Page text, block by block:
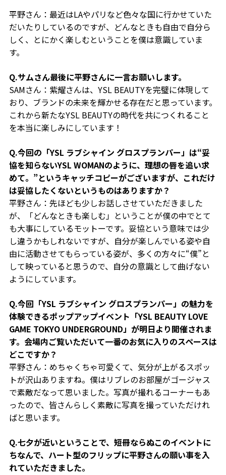
平野さん：最近はLAやパリなど色々な国に行かせていた
だいたりしているのですが、どんなときも自由で自分ら
しく、とにかく楽しむということを僕は意識していま
す。
Q.サムさん最後に平野さんに一言お願いします。
SAMさん：紫耀さんは、YSL BEAUTYを完璧に体現して
おり、ブランドの未来を輝かせる存在だと思っています。
これから新たなYSL BEAUTYの時代を共につくれること
を本当に楽しみにしています！
Q.今回の「YSL ラブシャイン グロスプランパー」は“妥
協を知らないYSL WOMANのように、理想の唇を追い求
めて。”というキャッチコピーがございますが、これだけ
は妥協したくないというものはありますか？
平野さん：先ほども少しお話しさせていただきました
が、「どんなときも楽しむ」ということが僕の中でとて
も大事にしているモットーです。妥協という意味では少
し違うかもしれないですが、自分が楽しんでいる姿や自
由に活動させてもらっている姿が、多くの方々に“僕”と
して映っていると思うので、自分の意識として曲げない
ようにしています。
Q.今回「YSL ラブシャイン グロスプランパー」の魅力を
体験できるポップアップイベント「YSL BEAUTY LOVE
GAME TOKYO UNDERGROUND」が明日より開催されま
す。会場内ご覧いただいて一番のお気に入りのスペースは
どこですか？
平野さん：めちゃくちゃ可愛くて、気分が上がるスポッ
トが沢山ありますね。僕はリブレのお部屋がゴージャス
で素敵だなって思いました。写真が撮れるコーナーもあ
ったので、皆さんらしく素敵に写真を撮っていただけれ
ばと思います。
Q.七夕が近いということで、短冊ならぬこのイベントに
ちなんで、ハート型のフリップに平野さんの願い事を入
れていただきました。